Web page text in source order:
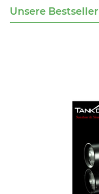
Unsere Bestseller